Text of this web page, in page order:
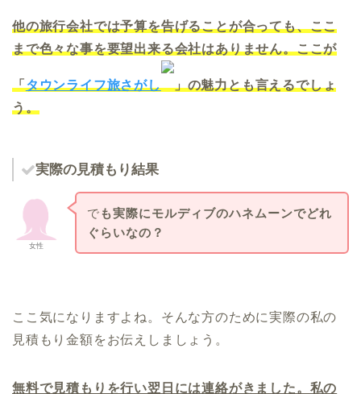
他の旅行会社では予算を告げることが合っても、ここ
まで色々な事を要望出来る会社はありません。ここが
「タウンライフ旅さがし
」の魅力とも言えるでしょ
う。
実際の見積もり結果
女性
で も実際にモルディブのハネムーンでどれ
ぐらいなの？
ここ気になりますよね。そんな方のために実際の私の
見積もり金額をお伝えしましょう。
無料で見積もりを行い翌日には連絡がきました。私の